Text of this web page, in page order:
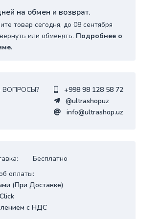
на обмен и возврат.
товар сегодня, до 08 сентября
или обменять. Подробнее о
ВОПРОСЫ?
+998 98 128 58 72
@ultrashopuz
info@ultrashop.uz
Бесплатно
оплаты:
(При Доставке)
с НДС